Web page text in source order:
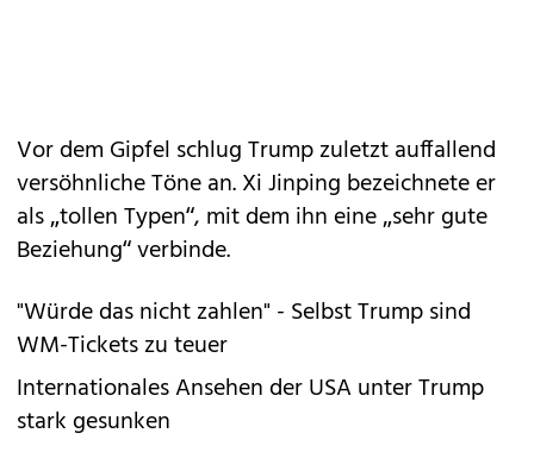
Vor dem Gipfel schlug Trump zuletzt auffallend
versöhnliche Töne an. Xi Jinping bezeichnete er
als „tollen Typen“, mit dem ihn eine „sehr gute
Beziehung“ verbinde.
"Würde das nicht zahlen" - Selbst Trump sind
WM-Tickets zu teuer
Internationales Ansehen der USA unter Trump
stark gesunken